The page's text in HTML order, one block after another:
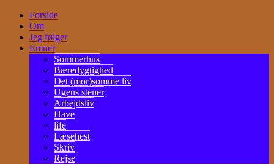
Forside
Om
Jeg følger
Emner
Sommerhus
Bæredygtighed
Det (mor)somme liv
Ugens stener
Arbejdsliv
Have
life
Læsehest
Skriv
Rejse